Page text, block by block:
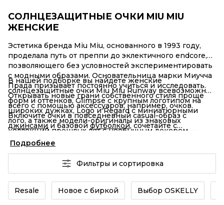
СОЛНЦЕЗАЩИТНЫЕ ОЧКИ MIU MIU
ЖЕНСКИЕ
Эстетика бренда Miu Miu, основанного в 1993 году,
проделала путь от преппи до эклектичного endcore,
позволяющего без условностей экспериментировать
с модными образами. Основательница марки Миучча
Прада призывает постоянно учиться и исследовать.
Открывать новые грани собственного стиля проще
всего с помощью аксессуаров, например, очков.
В нашей подборке вы найдете женские
солнцезащитные очки Miu Miu Runway всевозможных
форм и оттенков, Glimpse с крупным логотипом на
широких дужках, Logo и Regard с миниатюрными
лого, а также модели-оригиналы из знаковых
коллекций прошлых лет с необычным декором —
аппликациями, линзами нестандартной формы и
акцентных вариантов понравятся модели с
обтекаемыми макси-линзами, в розово-золотом
дизайне или с подвесками.
Включите очки в повседневный casual-образ с
джинсамии базовой футболкой, сочетайте с
аксессуарами. Идеи для вдохновения можно найти у
героинь рекламных кампаний и поклонниц Miu Miu —
Беллы Хадид, Кайи Гербер, Кендалл Дженнер, Эмили
Ратаковски и других инфлюенсеров.
Подробнее
Фильтры и сортировка
Resale Новое с биркой Выбор OSKELLY